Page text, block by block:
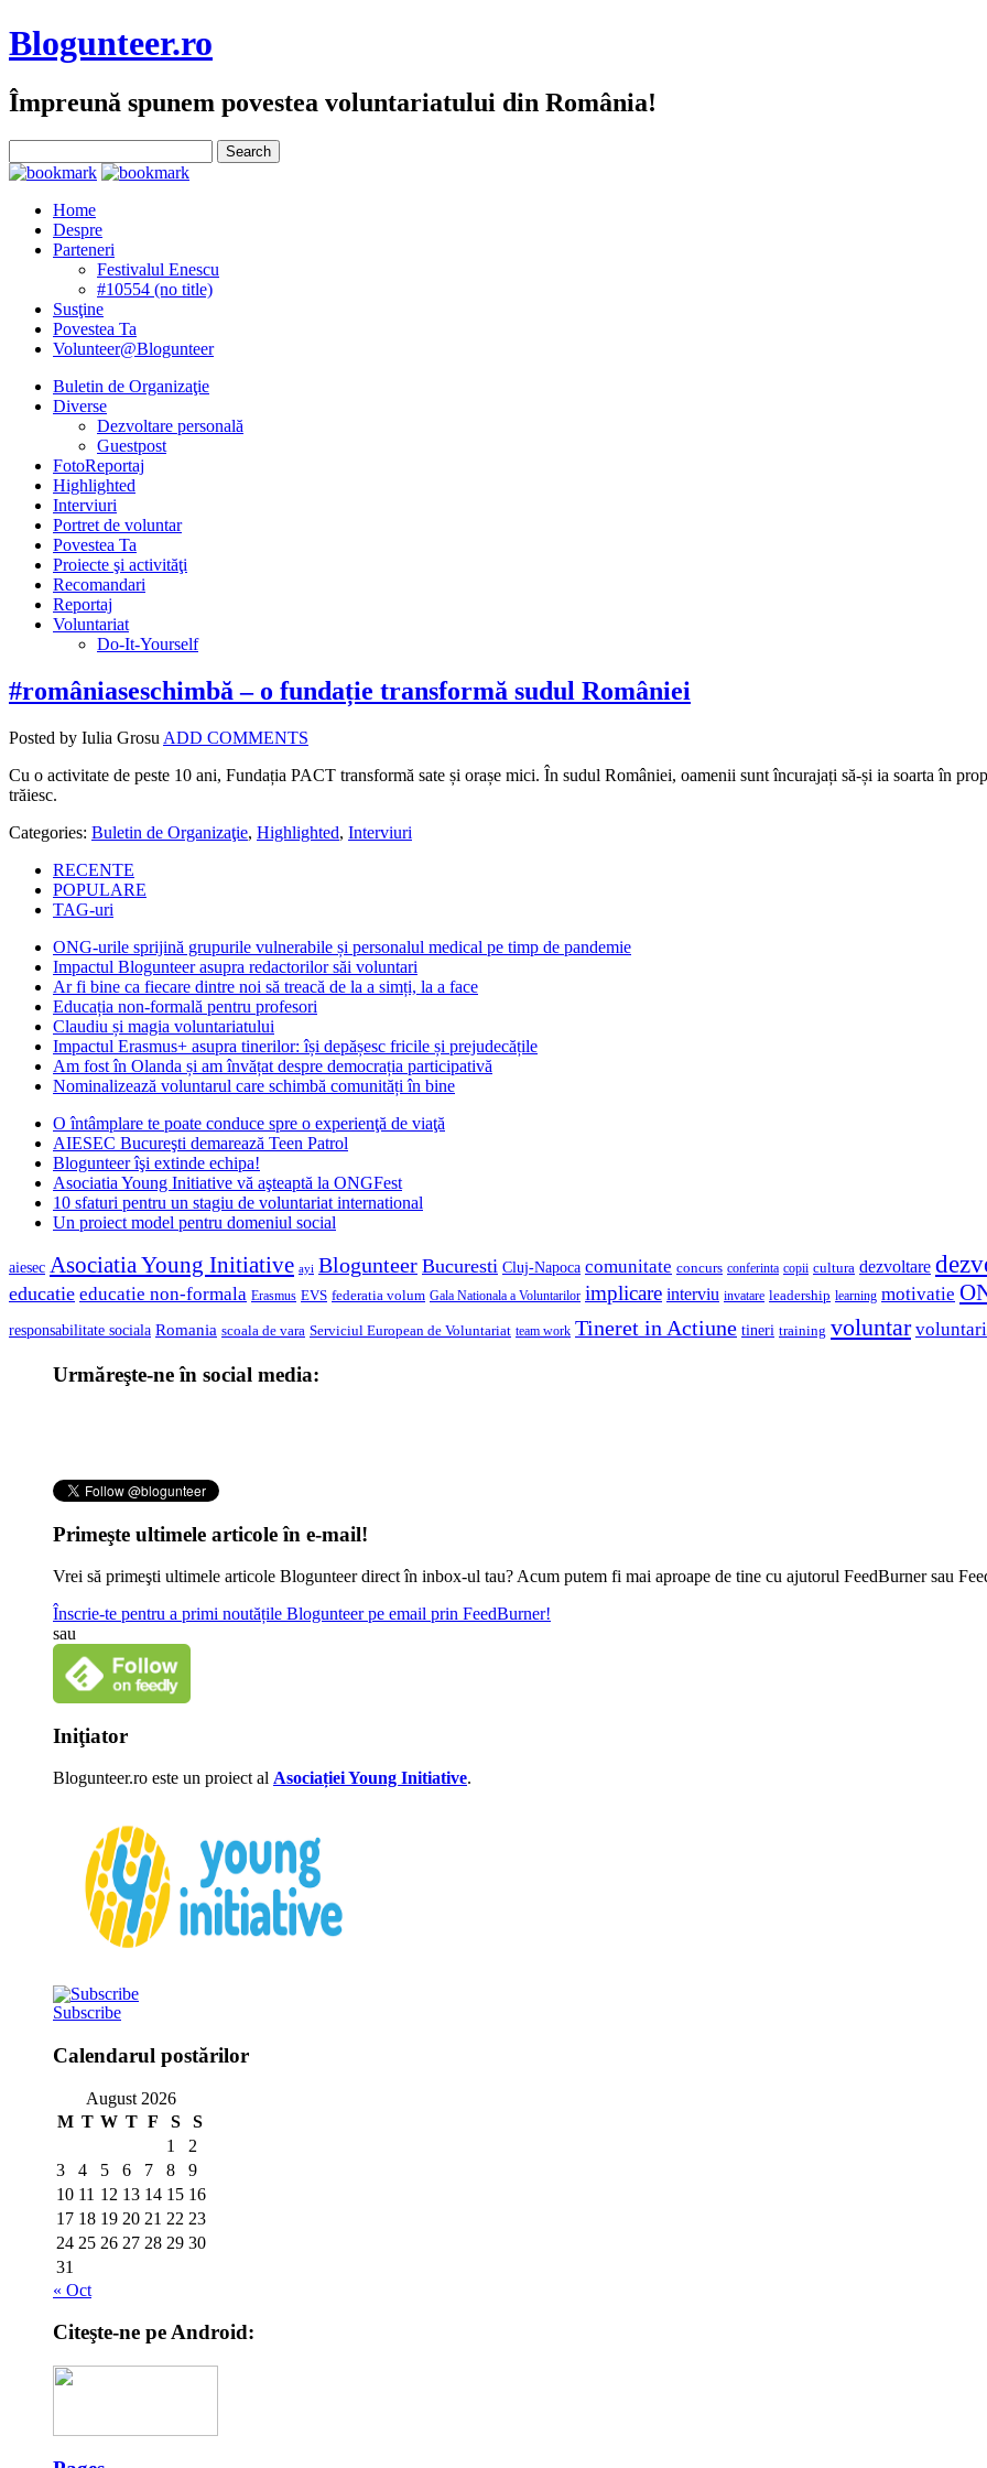
Blogunteer.ro
Împreună spunem povestea voluntariatului din România!
Home
Despre
Parteneri
Festivalul Enescu
#10554 (no title)
Susţine
Povestea Ta
Volunteer@Blogunteer
Buletin de Organizaţie
Diverse
Dezvoltare personală
Guestpost
FotoReportaj
Highlighted
Interviuri
Portret de voluntar
Povestea Ta
Proiecte şi activităţi
Recomandari
Reportaj
Voluntariat
Do-It-Yourself
#româniaseschimbă – o fundație transformă sudul României
Posted by Iulia Grosu ADD COMMENTS
Cu o activitate de peste 10 ani, Fundația PACT transformă sate și orașe mici. În sudul României, oamenii sunt încurajați să-și ia soarta în
trăiesc.
Categories: Buletin de Organizaţie, Highlighted, Interviuri
RECENTE
POPULARE
TAG-uri
ONG-urile sprijină grupurile vulnerabile și personalul medical pe timp de pandemie
Impactul Blogunteer asupra redactorilor săi voluntari
Ar fi bine ca fiecare dintre noi să treacă de la a simți, la a face
Educația non-formală pentru profesori
Claudiu și magia voluntariatului
Impactul Erasmus+ asupra tinerilor: își depășesc fricile și prejudecățile
Am fost în Olanda și am învățat despre democrația participativă
Nominalizează voluntarul care schimbă comunități în bine
O întâmplare te poate conduce spre o experienţă de viaţă
AIESEC Bucureşti demarează Teen Patrol
Blogunteer îşi extinde echipa!
Asociatia Young Initiative vă aşteaptă la ONGFest
10 sfaturi pentru un stagiu de voluntariat international
Un proiect model pentru domeniul social
aiesec Asociatia Young Initiative ayi Blogunteer Bucuresti Cluj-Napoca comunitate concurs conferinta copii cultura dezvoltare
educatie educatie non-formala Erasmus EVS federatia volum Gala Nationala a Voluntarilor implicare interviu invatare leadership learning motivatie
responsabilitate sociala Romania scoala de vara Serviciul European de Voluntariat team work Tineret in Actiune tineri training voluntar voluntari
Urmăreşte-ne în social media:
Primeşte ultimele articole în e-mail!
Vrei să primeşti ultimele articole Blogunteer direct în inbox-ul tau? Acum putem fi mai aproape de tine cu ajutorul FeedBurner sau
Înscrie-te pentru a primi noutățile Blogunteer pe email prin FeedBurner!
sau
Iniţiator
Blogunteer.ro este un proiect al Asociației Young Initiative.
Subscribe
Calendarul postărilor
August 2026
M T W T F S
S
1
2
3
4 5 6 7 8
9
10 11 12 13 14 15 16
17 18 19 20 21 22 23
24 25 26 27 28 29 30
31
« Oct
Citeşte-ne pe Android: